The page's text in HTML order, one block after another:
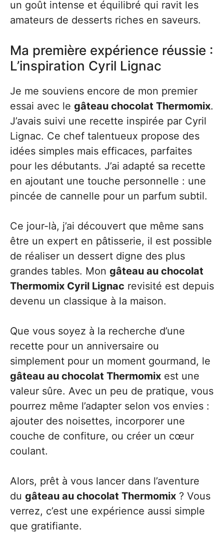
un goût intense et équilibré qui ravit les
amateurs de desserts riches en saveurs.
Ma première expérience réussie :
L’inspiration Cyril Lignac
Je me souviens encore de mon premier
essai avec le gâteau chocolat Thermomix.
J’avais suivi une recette inspirée par Cyril
Lignac. Ce chef talentueux propose des
idées simples mais efficaces, parfaites
pour les débutants. J’ai adapté sa recette
en ajoutant une touche personnelle : une
pincée de cannelle pour un parfum subtil.
Ce jour-là, j’ai découvert que même sans
être un expert en pâtisserie, il est possible
de réaliser un dessert digne des plus
grandes tables. Mon gâteau au chocolat
Thermomix Cyril Lignac revisité est depuis
devenu un classique à la maison.
Que vous soyez à la recherche d’une
recette pour un anniversaire ou
simplement pour un moment gourmand, le
gâteau au chocolat Thermomix est une
valeur sûre. Avec un peu de pratique, vous
pourrez même l’adapter selon vos envies :
ajouter des noisettes, incorporer une
couche de confiture, ou créer un cœur
coulant.
Alors, prêt à vous lancer dans l’aventure
du gâteau au chocolat Thermomix ? Vous
verrez, c’est une expérience aussi simple
que gratifiante.